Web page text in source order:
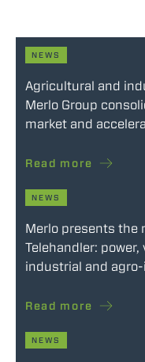
NEWS
Agricultural and
Merlo Group
market and
Read more
NEWS
Merlo presents the
Telehandler:
industrial and
Read more
NEWS